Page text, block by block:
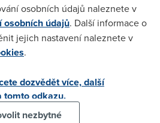
v mobilite, ale ubohy v rychlosti.
ted jsem si nameril rychlost 426
+ 10 GB dat, ale stacilo by mi v
osobních údajů naleznete v
osobních údajů. Další informace o
jejich nastavení naleznete v
.
dozvědět více, další
tomto odkazu.
nezbytné